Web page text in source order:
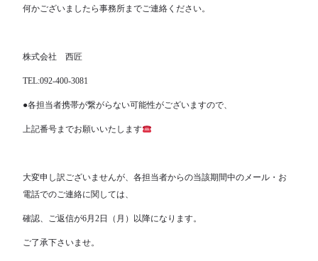
何かございましたら事務所までご連絡ください。
株式会社 西匠
TEL:092-400-3081
●各担当者携帯が繋がらない可能性がございますので、
上記番号までお願いいたします
大変申し訳ございませんが、各担当者からの当該期間中のメール・お
電話でのご連絡に関しては、
確認、ご返信が6月2日（月）以降になります。
ご了承下さいませ。